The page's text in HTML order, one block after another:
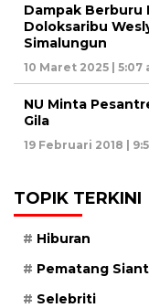
Dampak Berburu
Doloksaribu
Simalungun
10 Maret 2025 | 5:07
NU Minta
Gila
19 Februari 2018 |
TOPIK TERKINI
Hiburan
Pematang
Selebriti